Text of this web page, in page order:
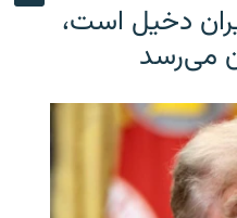
دخیل است،
می‌رسد